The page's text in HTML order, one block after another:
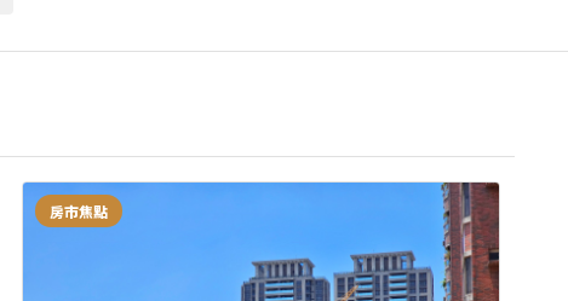
房市焦點